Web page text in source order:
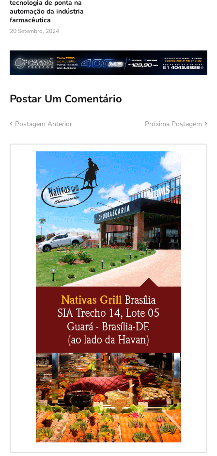
tecnologia de ponta na
automação da indústria
farmacêutica
20 Setembro, 2024
Postar Um Comentário
Postagem Anterior Próxima Postagem